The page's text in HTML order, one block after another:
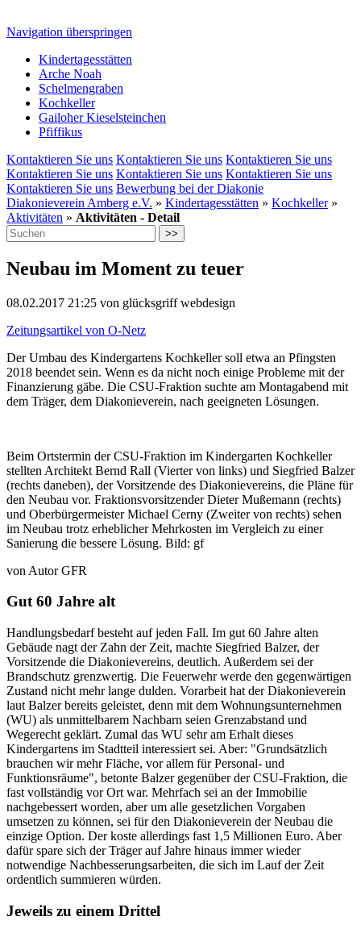
Navigation überspringen
Kindertagesstätten
Arche Noah
Schelmengraben
Kochkeller
Gailoher Kieselsteinchen
Pfiffikus
Kontaktieren Sie uns Kontaktieren Sie uns Kontaktieren Sie uns
Kontaktieren Sie uns Kontaktieren Sie uns Kontaktieren Sie uns
Kontaktieren Sie uns Bewerbung bei der Diakonie
Diakonieverein Amberg e.V. » Kindertagesstätten » Kochkeller»
Aktivitäten » Aktivitäten - Detail
>>
Neubau im Moment zu teuer
08.02.2017 21:25 von glücksgriff webdesign
Zeitungsartikel von O-Netz
Der Umbau des Kindergartens Kochkeller soll etwa an Pfingsten
2018 beendet sein. Wenn es da nicht noch einige Probleme mit der
Finanzierung gäbe. Die CSU-Fraktion suchte am Montagabend mit
dem Träger, dem Diakonieverein, nach geeigneten Lösungen.
Beim Ortstermin der CSU-Fraktion im Kindergarten Kochkeller
stellten Architekt Bernd Rall (Vierter von links) und Siegfried Balzer
(rechts daneben), der Vorsitzende des Diakonievereins, die Pläne für
den Neubau vor. Fraktionsvorsitzender Dieter Mußemann (rechts)
und Oberbürgermeister Michael Cerny (Zweiter von rechts) sehen
im Neubau trotz erheblicher Mehrkosten im Vergleich zu einer
Sanierung die bessere Lösung. Bild: gf
von Autor GFR
Gut 60 Jahre alt
Handlungsbedarf besteht auf jeden Fall. Im gut 60 Jahre alten
Gebäude nagt der Zahn der Zeit, machte Siegfried Balzer, der
Vorsitzende die Diakonievereins, deutlich. Außerdem sei der
Brandschutz grenzwertig. Die Feuerwehr werde den gegenwärtigen
Zustand nicht mehr lange dulden. Vorarbeit hat der Diakonieverein
laut Balzer bereits geleistet, denn mit dem Wohnungsunternehmen
(WU) als unmittelbarem Nachbarn seien Grenzabstand und
Wegerecht geklärt. Zumal das WU sehr am Erhalt dieses
Kindergartens im Stadtteil interessiert sei. Aber: "Grundsätzlich
brauchen wir mehr Fläche, vor allem für Personal- und
Funktionsräume", betonte Balzer gegenüber der CSU-Fraktion, die
fast vollständig vor Ort war. Mehrfach sei an der Immobilie
nachgebessert worden, aber um alle gesetzlichen Vorgaben
umsetzen zu können, sei für den Diakonieverein der Neubau die
einzige Option. Der koste allerdings fast 1,5 Millionen Euro. Aber
dafür spare sich der Träger auf Jahre hinaus immer wieder
notwendige Nachbesserungsarbeiten, die sich im Lauf der Zeit
ordentlich summieren würden.
Jeweils zu einem Drittel